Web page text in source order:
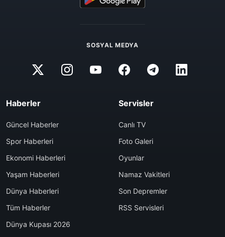
SOSYAL MEDYA
Haberler
Güncel Haberler
Spor Haberleri
Ekonomi Haberleri
Yaşam Haberleri
Dünya Haberleri
Tüm Haberler
Dünya Kupası 2026
Servisler
Canlı TV
Foto Galeri
Oyunlar
Namaz Vakitleri
Son Depremler
RSS Servisleri